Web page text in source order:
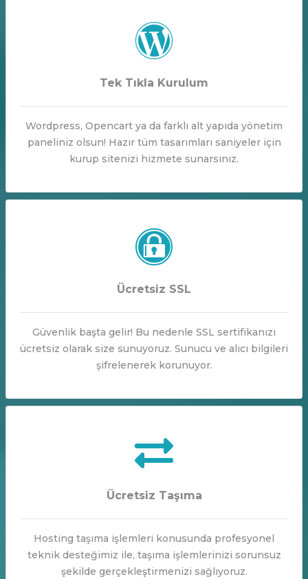
Tek Tıkla Kurulum
Wordpress, Opencart ya da farklı alt yapıda yönetim
paneliniz olsun! Hazır tüm tasarımları saniyeler için
kurup sitenizi hizmete sunarsınız.
Ücretsiz SSL
Güvenlik başta gelir! Bu nedenle SSL sertifikanızı
ücretsiz olarak size sunuyoruz. Sunucu ve alıcı bilgileri
şifrelenerek korunuyor.
Ücretsiz Taşıma
Hosting taşıma işlemleri konusunda profesyonel
teknik desteğimiz ile, taşıma işlemlerinizi sorunsuz
şekilde gerçekleştirmenizi sağlıyoruz.